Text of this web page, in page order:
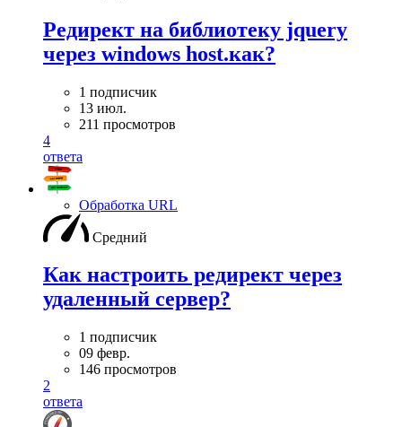
Редирект на библиотеку jquery
через windows host.как?
1 подписчик
13 июл.
211 просмотров
4
ответа
Обработка URL
Средний
Как настроить редирект через
удаленный сервер?
1 подписчик
09 февр.
146 просмотров
2
ответа